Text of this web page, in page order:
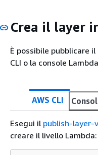
Crea il layer
È possibile pubblicare
CLI o la console
AWS CLI
Esegui il publish-layer-
creare il livello Lambda: